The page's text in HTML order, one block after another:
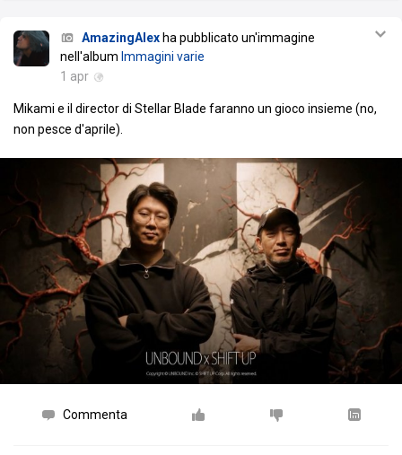
AmazingAlex ha pubblicato un'immagine
nell'album Immagini varie
1 apr
Mikami e il director di Stellar Blade faranno un gioco insieme (no,
non pesce d'aprile).
Commenta